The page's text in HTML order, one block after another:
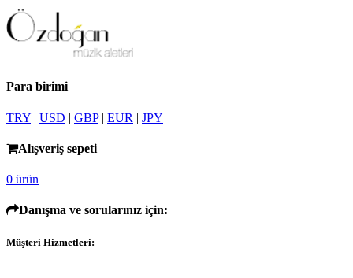
Para birimi
TRY | USD | GBP| EUR | JPY
Alışveriş sepeti
0 ürün
Danışma ve sorularınız için:
Müşteri Hizmetleri: